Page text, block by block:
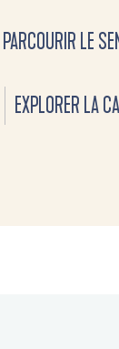
PARCOURIR LE
EXPLORER LA